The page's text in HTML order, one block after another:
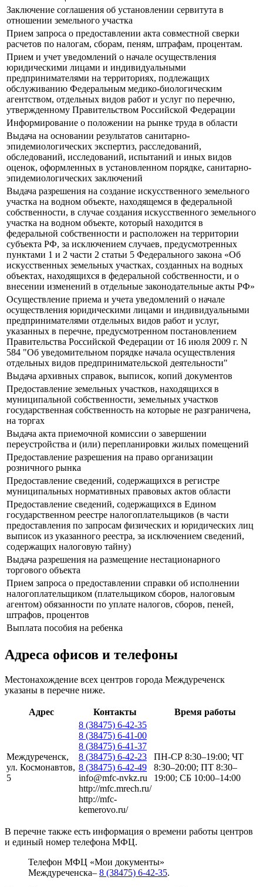
Заключение соглашения об установлении сервитута в
отношении земельного участка
Прием запроса о предоставлении акта совместной сверки
расчетов по налогам, сборам, пеням, штрафам, процентам.
Прием и учет уведомлений о начале осуществления
юридическими лицами и индивидуальными
предпринимателями на территориях, подлежащих
обслуживанию Федеральным медико-биологическим
агентством, отдельных видов работ и услуг по перечню,
утвержденному Правительством Российской Федерации
Информирование о положении на рынке труда в области
Выдача на основании результатов санитарно-
эпидемиологических экспертиз, расследований,
обследований, исследований, испытаний и иных видов
оценок, оформленных в установленном порядке, санитарно-
эпидемиологических заключений
Выдача разрешения на создание искусственного земельного
участка на водном объекте, находящемся в федеральной
собственности, в случае создания искусственного земельного
участка на водном объекте, который находится в
федеральной собственности и расположен на территории
субъекта РФ, за исключением случаев, предусмотренных
пунктами 1 и 2 части 2 статьи 5 Федерального закона «Об
искусственных земельных участках, созданных на водных
объектах, находящихся в федеральной собственности, и о
внесении изменений в отдельные законодательные акты РФ»
Осуществление приема и учета уведомлений о начале
осуществления юридическими лицами и индивидуальными
предпринимателями отдельных видов работ и услуг,
указанных в перечне, предусмотренном постановлением
Правительства Российской Федерации от 16 июля 2009 г. N
584 "Об уведомительном порядке начала осуществления
отдельных видов предпринимательской деятельности"
Выдача архивных справок, выписок, копий документов
Предоставление земельных участков, находящихся в
муниципальной собственности, земельных участков
государственная собственность на которые не разграничена,
на торгах
Выдача акта приемочной комиссии о завершении
переустройства и (или) перепланировки жилых помещений
Предоставление разрешения на право организации
розничного рынка
Предоставление сведений, содержащихся в регистре
муниципальных нормативных правовых актов области
Предоставление сведений, содержащихся в Едином
государственном реестре налогоплательщиков (в части
предоставления по запросам физических и юридических лиц
выписок из указанного реестра, за исключением сведений,
содержащих налоговую тайну)
Выдача разрешения на размещение нестационарного
торгового объекта
Прием запроса о предоставлении справки об исполнении
налогоплательщиком (плательщиком сборов, налоговым
агентом) обязанности по уплате налогов, сборов, пеней,
штрафов, процентов
Выплата пособия на ребенка
Адреса офисов и телефоны
Местонахождение всех центров города Междуреченск
указаны в перечне ниже.
Адрес Контакты Время работы
Междуреченск,
ул. Космонавтов,
5
8 (38475) 6-42-35
8 (38475) 6-41-00
8 (38475) 6-41-37
8 (38475) 6-42-23
8 (38475) 6-42-49
info@mfc-nvkz.ru
http://mfc.mrech.ru/
http://mfc-
kemerovo.ru/
ПН-СР 8:30–19:00; ЧТ
8:30–20:00; ПТ 8:30–
19:00; СБ 10:00–14:00
В перечне также есть информация о времени работы центров
и единый номер телефона МФЦ.
Телефон МФЦ «Мои документы»
Междуреченска– 8 (38475) 6-42-35.